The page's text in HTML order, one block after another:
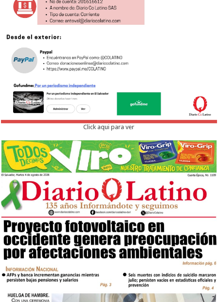
Click aqui para ver